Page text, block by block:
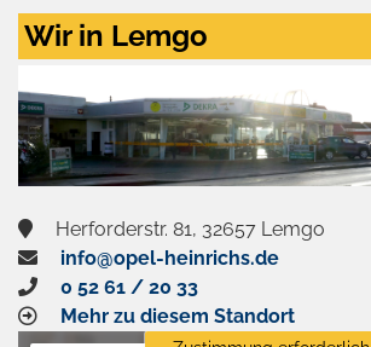
Zustimmen
aktivieren
Wir in Lemgo
Herforderstr. 81, 32657 Lemgo
info@opel-heinrichs.de
0 52 61 / 20 33
Mehr zu diesem Standort